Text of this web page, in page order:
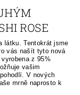
ROSE
látku. Tentokrát jsme
vás našít tyto nová
z 95%
vašim
V nových
mrně naprosto k